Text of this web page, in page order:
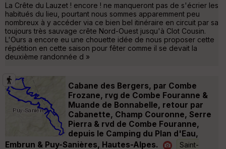
La Crête du Lauzet ! encore ! ne manqueront pas de s'écrier les
habitués du lieu, pourtant nous sommes apparemment peu
nombreux à y accéder via ce bien bel itinéraire en circuit par sa
toujours très sauvage crête Nord-Ouest jusqu'à Clot Cousin.
L'Ours a encore eu une chouette idée de nous proposer cette
répétition en cette saison pour fêter comme il se devait la
deuxième randonnée d »
Cabane des Bergers, par Combe
Frozane, rvg de Combe Fouranne &
Muande de Bonnabelle, retour par
Cabanette, Champ Couronne, Serre
Pierra & rvd de Combe Fouranne,
depuis le Camping du Plan d'Eau,
Embrun & Puy-Sanières, Hautes-Alpes.
Saint-